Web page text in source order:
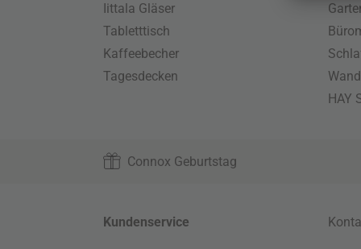
Iittala Gläser
Tabletttisch
Kaffeebecher
Tagesdecken
HAY
Connox Geburtstag
Kundenservice